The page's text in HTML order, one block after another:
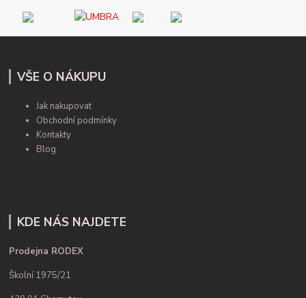
VŠE O NÁKUPU
Jak nakupovat
Obchodní podmínky
Kontakty
Blog
KDE NÁS NAJDETE
Prodejna RODEX
Školní 1975/21